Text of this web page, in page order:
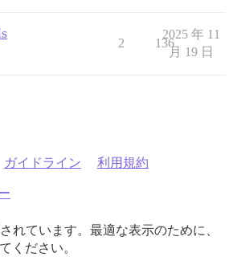
2 136
2025 年 11
月 19 日
ガイドライン 利用規約
れています。最適な表示のために、
ください。